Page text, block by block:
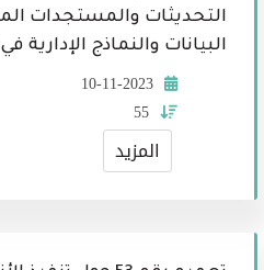
التحديثات والمستجدات
البيانات والنماذج الإدارية
10-11-2023
55
المزيد